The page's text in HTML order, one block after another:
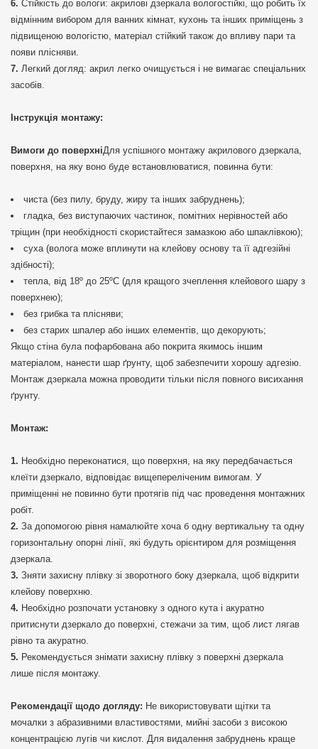
Стійкість до вологи: акрилові дзеркала вологостійкі, що робить їх
відмінним вибором для ванних кімнат, кухонь та інших приміщень з
підвищеною вологістю, матеріал стійкий також до впливу пари та
появи плісняви.
Легкий догляд: акрил легко очищується і не вимагає спеціальних
засобів.
Інструкція монтажу:
Вимоги до поверхніДля успішного монтажу акрилового дзеркала,
поверхня, на яку воно буде встановлюватися, повинна бути:
чиста (без пилу, бруду, жиру та інших забруднень);
гладка, без виступаючих частинок, помітних нерівностей або
тріщин (при необхідності скористайтеся замазкою або шпаклівкою);
суха (волога може вплинути на клейову основу та її адгезійні
здібності);
тепла, від 18º до 25ºС (для кращого зчеплення клейового шару з
поверхнею);
без грибка та плісняви;
без старих шпалер або інших елементів, що декорують;
Якщо стіна була пофарбована або покрита якимось іншим
матеріалом, нанести шар ґрунту, щоб забезпечити хорошу адгезію.
Монтаж дзеркала можна проводити тільки після повного висихання
ґрунту.
Монтаж:
Необхідно переконатися, що поверхня, на яку передбачається
клеїти дзеркало, відповідає вищепереліченим вимогам. У
приміщенні не повинно бути протягів під час проведення монтажних
робіт.
За допомогою рівня намалюйте хоча б одну вертикальну та одну
горизонтальну опорні лінії, які будуть орієнтиром для розміщення
дзеркала.
Зняти захисну плівку зі зворотного боку дзеркала, щоб відкрити
клейову поверхню.
Необхідно розпочати установку з одного кута і акуратно
притиснути дзеркало до поверхні, стежачи за тим, щоб лист лягав
рівно та акуратно.
Рекомендується знімати захисну плівку з поверхні дзеркала
лише після монтажу.
Рекомендації щодо догляду: Не використовувати щітки та
мочалки з абразивними властивостями, мийні засоби з високою
концентрацією лугів чи кислот. Для видалення забруднень краще